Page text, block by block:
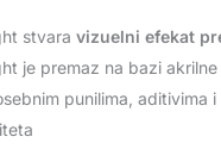
stvara vizuelni efekat
je premaz na bazi
punilima, aditivima